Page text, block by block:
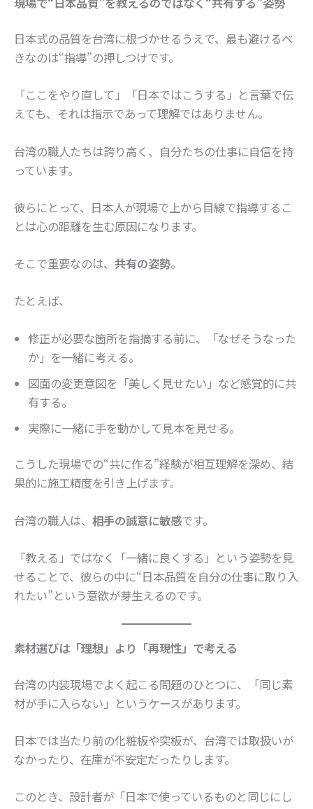
日本式の品質を台湾に根づかせるうえで、最も避けるべ
きなのは“指導”の押しつけです。
「ここをやり直して」「日本ではこうする」と言葉で伝
えても、それは指示であって理解ではありません。
台湾の職人たちは誇り高く、自分たちの仕事に自信を持
っています。
彼らにとって、日本人が現場で上から目線で指導するこ
とは心の距離を生む原因になります。
そこで重要なのは、 共有の姿勢。
たとえば、
修正が必要な箇所を指摘する前に、「なぜそうなった
か」を一緒に考える。
図面の変更意図を「美しく見せたい」など感覚的に共
有する。
実際に一緒に手を動かして見本を見せる。
こうした現場での“共に作る”経験が相互理解を深め、結
果的に施工精度を引き上げます。
台湾の職人は、 相手の誠意に敏感です。
「教える」ではなく「一緒に良くする」という姿勢を見
せることで、彼らの中に“日本品質を自分の仕事に取り入
れたい”という意欲が芽生えるのです。
素材選びは「理想」より「再現性」で考える
台湾の内装現場でよく起こる問題のひとつに、「同じ素
材が手に入らない」というケースがあります。
日本では当たり前の化粧板や突板が、台湾では取扱いが
なかったり、在庫が不安定だったりします。
このとき、設計者が「日本で使っているものと同じにし